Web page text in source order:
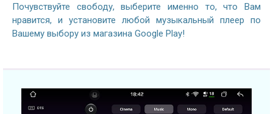
Почувствуйте свободу, выберите именно то, что Вам
нравится, и установите любой музыкальный плеер по
Вашему выбору из магазина Google Play!